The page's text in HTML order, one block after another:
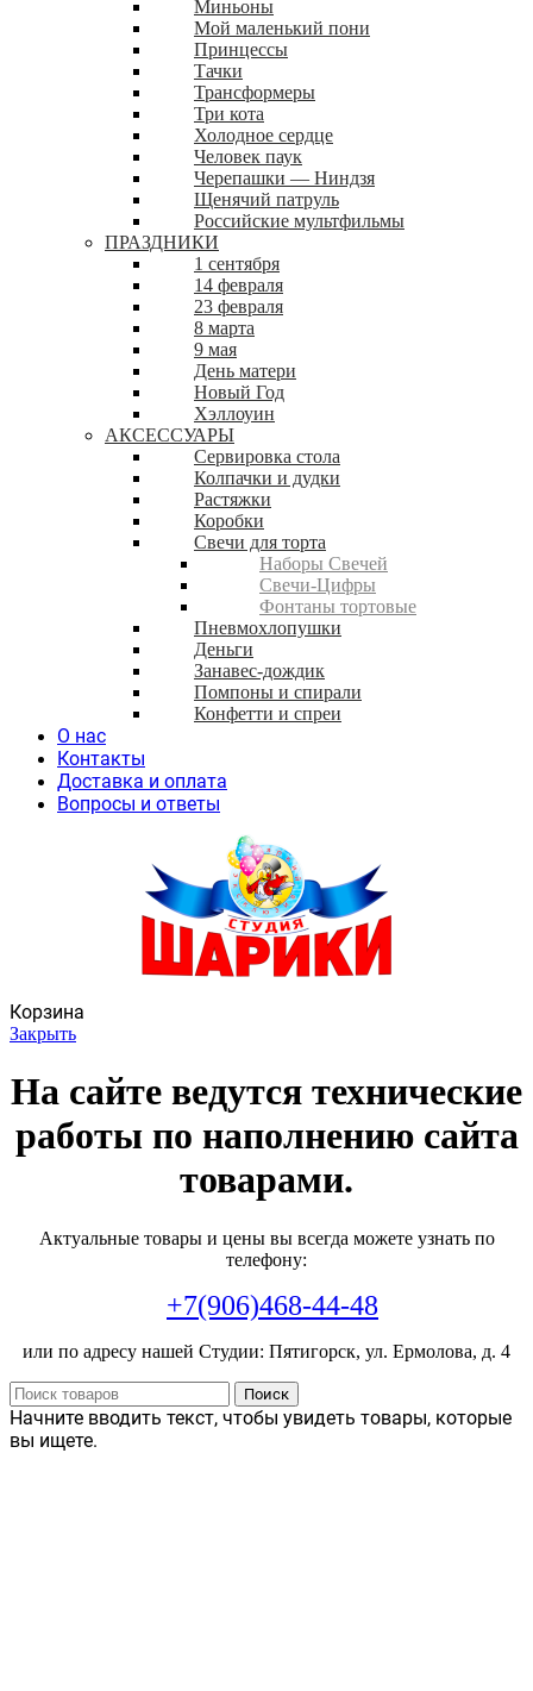
Миньоны
Мой маленький пони
Принцессы
Тачки
Трансформеры
Три кота
Холодное сердце
Человек паук
Черепашки — Ниндзя
Щенячий патруль
Российские мультфильмы
ПРАЗДНИКИ
1 сентября
14 февраля
23 февраля
8 марта
9 мая
День матери
Новый Год
Хэллоуин
АКСЕССУАРЫ
Сервировка стола
Колпачки и дудки
Растяжки
Коробки
Свечи для торта
Наборы Свечей
Свечи-Цифры
Фонтаны тортовые
Пневмохлопушки
Деньги
Занавес-дождик
Помпоны и спирали
Конфетти и спреи
О нас
Контакты
Доставка и оплата
Вопросы и ответы
Корзина
Закрыть
На сайте ведутся технические
работы по наполнению сайта
товарами.
Актуальные товары и цены вы всегда можете узнать по
телефону:
+7(906)468-44-48
или по адресу нашей Студии: Пятигорск, ул. Ермолова, д. 4
Поиск
Начните вводить текст, чтобы увидеть товары, которые
вы ищете.